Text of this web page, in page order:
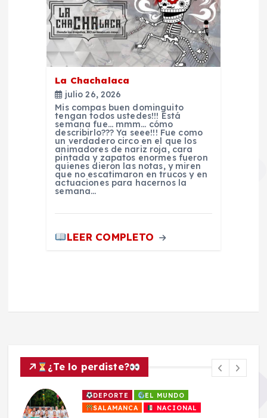
La Chachalaca
julio 26, 2026
Mis compas buen dominguito
tengan todos ustedes!!! Está
semana fue… mmm… cómo
describirlo??? Ya seee!!! Fue como
un verdadero circo en el que los
animadores de nariz roja, cara
pintada y zapatos enormes fueron
quienes dieron las notas, y miren
que no escatimaron en trucos y en
actuaciones para hacernos la
semana…
LEER COMPLETO
¿Te lo perdiste?
DEPORTE
EL MUNDO
SALAMANCA
NACIONAL